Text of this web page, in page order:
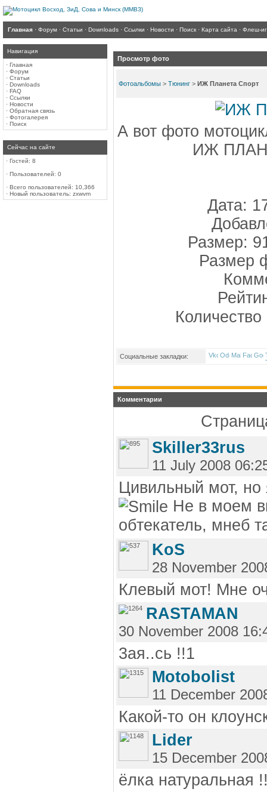
Главная · Форум · Статьи · Downloads · Ссылки · Новости · Поиск · Карта сайта · Флеш-
Навигация
· Главная
· Форум
· Статьи
· Downloads
· FAQ
· Ссылки
· Новости
· Обратная связь
· Фотогалерея
· Поиск
Сейчас на сайте
· Гостей: 8
· Пользователей: 0
· Всего пользователей: 10,366
· Новый пользователь: zxwvm
Просмотр фото
Фотоальбомы > Тюнинг > ИЖ Планета Спорт
А вот фото
ИЖ
Дата:
Размер:
Размер
Социальные закладки:
Комментарии
Skiller33rus
11 July 2008
Цивильный мот, но
Не в моем
обтекатель, мнеб
KoS
28 November
Клевый мот! Мне
RASTAMAN
30 November 2008
3ая..сь !!1
Motobolist
11 December
Какой-то он
Lider
15 December
ёлка натуральная